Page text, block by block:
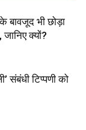
बावजूद भी छोड़ा
क्यों?
संबंधी टिप्पणी को